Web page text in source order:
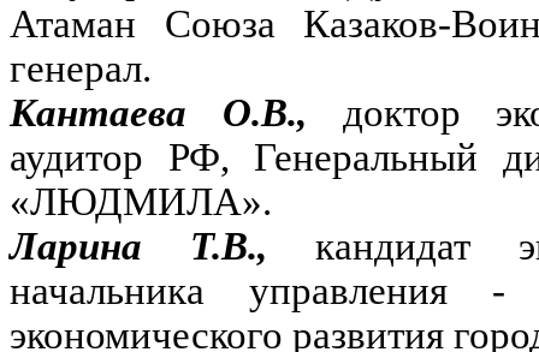
Атаман Союза Казаков-
генерал.
Кантаева О.В., доктор
аудитор РФ, Генеральный
«ЛЮДМИЛА».
Ларина Т.В., кандидат
начальника управления -
экономического развития